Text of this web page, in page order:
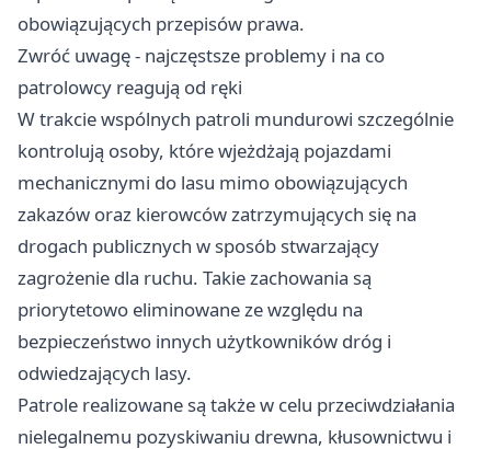
obowiązujących przepisów prawa.
Zwróć uwagę - najczęstsze problemy i na co
patrolowcy reagują od ręki
W trakcie wspólnych patroli mundurowi szczególnie
kontrolują osoby, które wjeżdżają pojazdami
mechanicznymi do lasu mimo obowiązujących
zakazów oraz kierowców zatrzymujących się na
drogach publicznych w sposób stwarzający
zagrożenie dla ruchu. Takie zachowania są
priorytetowo eliminowane ze względu na
bezpieczeństwo innych użytkowników dróg i
odwiedzających lasy.
Patrole realizowane są także w celu przeciwdziałania
nielegalnemu pozyskiwaniu drewna, kłusownictwu i